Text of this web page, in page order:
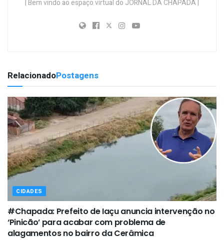
| Bem vindo ao espaço virtual do JORNAL DA CHAPADA |
RelacionadoPostagens
CIDADES
#Chapada: Prefeito de Iaçu anuncia intervenção no
‘Pinicão’ para acabar com problema de
alagamentos no bairro da Cerâmica